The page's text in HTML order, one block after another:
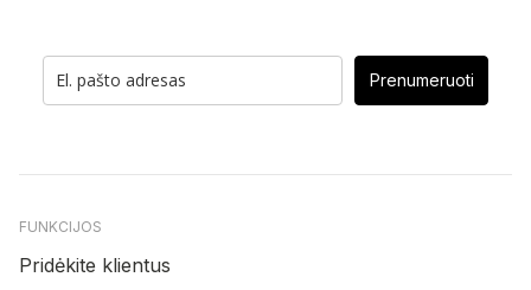
Prenumeruoti
FUNKCIJOS
Pridėkite klientus